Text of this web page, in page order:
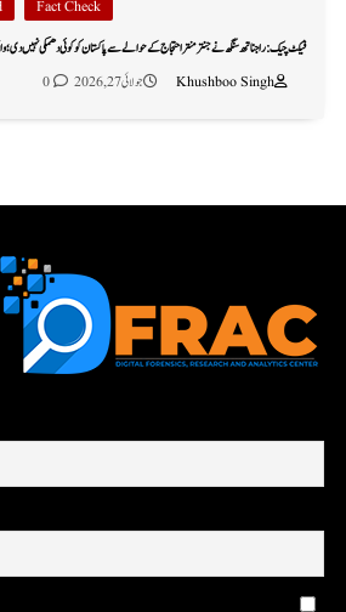
Fact Check
فیکٹ چیک: راجناتھ سنگھ نے جنتر منتر احتجاج کے حوالے سے پاکستان کو کوئی دھمکی نہیں دی؛
Khushboo Singh
جولائی 27, 2026 0